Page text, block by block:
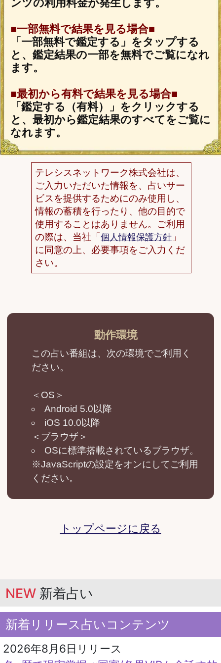
「うらなえる」について
利用規約
特定商取引法に基づく表記
プライバシーポリシー
占い師一覧
メルマガ配信解除
よくある質問
お問い合わせ
(C) Telsys Network CO.,LTD.